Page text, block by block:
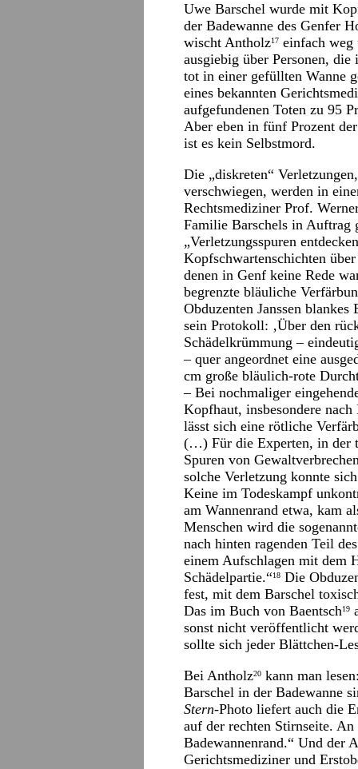
Uwe Barschel wurde mit
der Badewanne des Genfer
wischt Antholz17 einfach weg
ausgiebig über Personen,
tot in einer gefüllten Wanne
eines bekannten
aufgefundenen Toten zu 95
Aber eben in fünf Prozent
ist es kein Selbstmord.
Die „diskreten“
verschwiegen, werden in
Rechtsmediziner Prof.
Familie Barschels in Auftrag
„Verletzungsspuren
Kopfschwartenschichten
denen in Genf keine Rede
begrenzte bläuliche
Obduzenten Janssen
sein Protokoll: ‚Über den
Schädelkrümmung –
– quer angeordnet eine
cm große bläulich-rote
– Bei nochmaliger
Kopfhaut, insbesondere
lässt sich eine rötliche
(…) Für die Experten, in der
Spuren von
solche Verletzung konnte
Keine im Todeskampf
am Wannenrand etwa, kam
Menschen wird die
nach hinten ragenden Teil
einem Aufschlagen mit dem
Schädelpartie.“18 Die
fest, mit dem Barschel
Das im Buch von Baentsch19
sonst nicht veröffentlicht
sollte sich jeder Blättchen-
Bei Antholz20 kann man
Barschel in der Badewanne
Stern-Photo liefert auch die
auf der rechten Stirnseite.
Badewannenrand.“ Und der
Gerichtsmediziner und